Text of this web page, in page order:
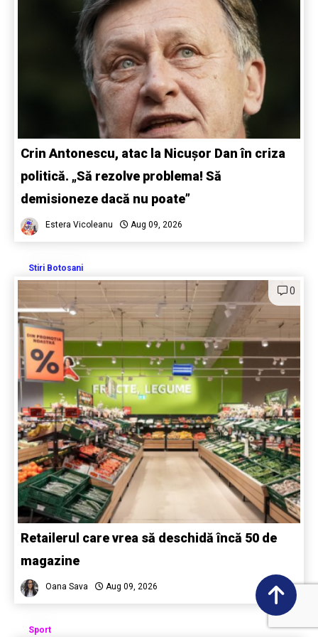
Crin Antonescu, atac la Nicușor Dan în criza
politică. „Să rezolve problema! Să
demisioneze dacă nu poate”
Estera Vicoleanu Aug 09, 2026
Stiri Botosani
0
Retailerul care vrea să deschidă încă 50 de
magazine
Oana Sava Aug 09, 2026
Sport